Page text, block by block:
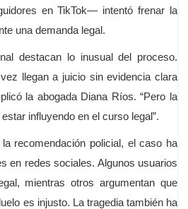
en TikTok— intentó frenar la
una demanda legal.
destacan lo inusual del proceso.
llegan a juicio sin evidencia clara
la abogada Diana Ríos. “Pero la
influyendo en el curso legal”.
recomendación policial, el caso ha
en redes sociales. Algunos usuarios
mientras otros argumentan que
es injusto. La tragedia también ha